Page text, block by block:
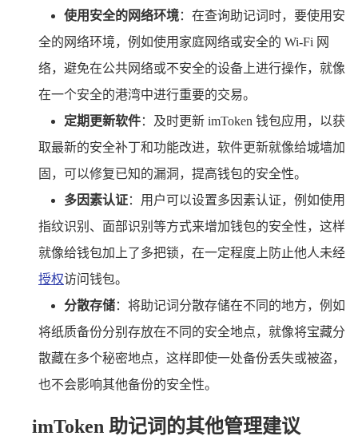
使用安全的网络环境：在查询助记词时，要使用安
全的网络环境，例如使用家庭网络或安全的 Wi-Fi 网
络，避免在公共网络或不安全的设备上进行操作，就像
在一个安全的港湾中进行重要的交易。
定期更新软件：及时更新 imToken 钱包应用，以获
取最新的安全补丁和功能改进，软件更新就像给城墙加
固，可以修复已知的漏洞，提高钱包的安全性。
多因素认证：用户可以设置多因素认证，例如使用
指纹识别、面部识别等方式来增加钱包的安全性，这样
就像给钱包加上了多把锁，在一定程度上防止他人未经
授权访问钱包。
分散存储：将助记词分散存储在不同的地方，例如
将纸质备份分别存放在不同的安全地点，就像将宝藏分
散藏在多个秘密地点，这样即使一处备份丢失或被盗，
也不会影响其他备份的安全性。
imToken 助记词的其他管理建议